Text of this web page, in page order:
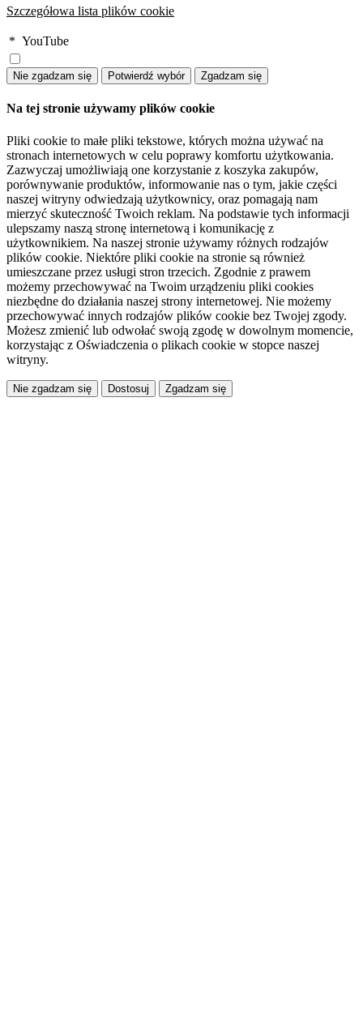
Szczegółowa lista plików cookie
* YouTube
Na tej stronie używamy plików cookie
Pliki cookie to małe pliki tekstowe, których można używać na
stronach internetowych w celu poprawy komfortu użytkowania.
Zazwyczaj umożliwiają one korzystanie z koszyka zakupów,
porównywanie produktów, informowanie nas o tym, jakie części
naszej witryny odwiedzają użytkownicy, oraz pomagają nam
mierzyć skuteczność Twoich reklam. Na podstawie tych informacji
ulepszamy naszą stronę internetową i komunikację z
użytkownikiem. Na naszej stronie używamy różnych rodzajów
plików cookie. Niektóre pliki cookie na stronie są również
umieszczane przez usługi stron trzecich. Zgodnie z prawem
możemy przechowywać na Twoim urządzeniu pliki cookies
niezbędne do działania naszej strony internetowej. Nie możemy
przechowywać innych rodzajów plików cookie bez Twojej zgody.
Możesz zmienić lub odwołać swoją zgodę w dowolnym momencie,
korzystając z Oświadczenia o plikach cookie w stopce naszej
witryny.
Dostosuj